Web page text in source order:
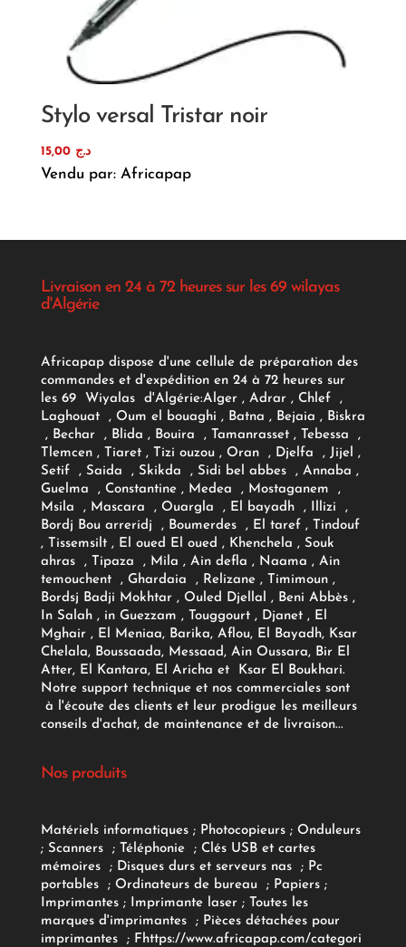
Stylo versal Tristar noir
د.ج 15,00
Vendu par: Africapap
Livraison en 24 à 72 heures sur les 69 wilayas
d'Algérie
Africapap dispose d'une cellule de préparation des
commandes et d'expédition en 24 à 72 heures sur
les 69 Wiyalas d'Algérie:Alger , Adrar, Chlef ,
Laghouat , Oum el bouaghi , Batna , Bejaia , Biskra
, Bechar , Blida , Bouira , Tamanrasset , Tebessa ,
Tlemcen , Tiaret , Tizi ouzou , Oran , Djelfa , Jijel ,
Setif , Saida , Skikda , Sidi bel abbes , Annaba ,
Guelma , Constantine , Medea , Mostaganem ,
Msila , Mascara , Ouargla , El bayadh , Illizi ,
Bordj Bou arreridj , Boumerdes , El taref , Tindouf
, Tissemsilt , El oued El oued , Khenchela , Souk
ahras , Tipaza , Mila , Ain defla , Naama , Ain
temouchent , Ghardaia , Relizane , Timimoun ,
Bordsj Badji Mokhtar , Ouled Djellal , Beni Abbès ,
In Salah , in Guezzam , Touggourt , Djanet , El
Mghair , El Meniaa, Barika, Aflou, El Bayadh, Ksar
Chelala, Boussaada, Messaad, Ain Oussara, Bir El
Atter, El Kantara, El Aricha et Ksar El Boukhari.
Notre support technique et nos commerciales sont
à l'écoute des clients et leur prodigue les meilleurs
conseils d'achat, de maintenance et de livraison...
Nos produits
Matériels informatiques; Photocopieurs; Onduleurs
; Scanners ; Téléphonie ; Clés USB et cartes
mémoires
; Disques durs et serveurs nas ; Pc
portables
; Ordinateurs de bureau ; Papiers;
Imprimantes;Imprimante laser; Toutes les
marques d'imprimantes
; Pièces détachées pour
imprimantes
; F https://www.africapap.com/categori